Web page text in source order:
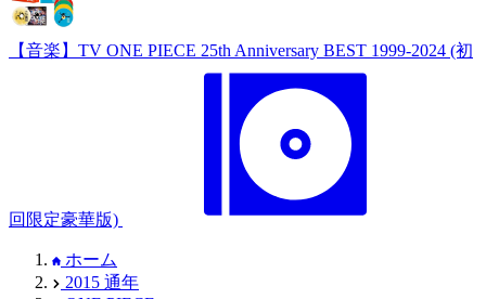
【音楽】TV ONE PIECE 25th Anniversary BEST 1999-2024 (初
回限定豪華版)
ホーム
2015 通年